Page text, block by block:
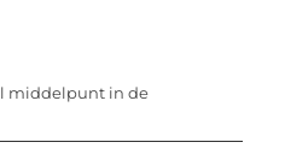
middelpunt in de